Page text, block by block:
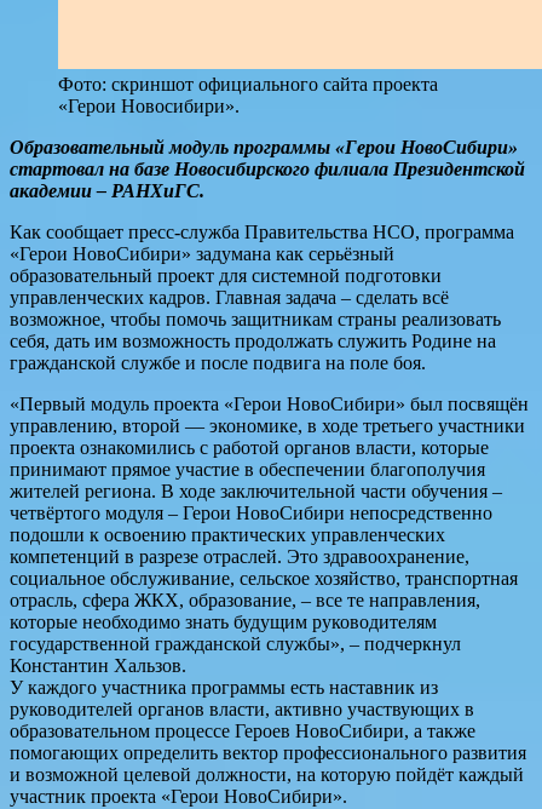
Фото: скриншот официального сайта проекта
«Герои Новосибири».
Образовательный модуль программы «Герои НовоСибири»
стартовал на базе Новосибирского филиала Президентской
академии – РАНХиГС.
Как сообщает пресс-служба Правительства НСО, программа
«Герои НовоСибири» задумана как серьёзный
образовательный проект для системной подготовки
управленческих кадров. Главная задача – сделать всё
возможное, чтобы помочь защитникам страны реализовать
себя, дать им возможность продолжать служить Родине на
гражданской службе и после подвига на поле боя.
«Первый модуль проекта «Герои НовоСибири» был посвящён
управлению, второй — экономике, в ходе третьего участники
проекта ознакомились с работой органов власти, которые
принимают прямое участие в обеспечении благополучия
жителей региона. В ходе заключительной части обучения –
четвёртого модуля – Герои НовоСибири непосредственно
подошли к освоению практических управленческих
компетенций в разрезе отраслей. Это здравоохранение,
социальное обслуживание, сельское хозяйство, транспортная
отрасль, сфера ЖКХ, образование, – все те направления,
которые необходимо знать будущим руководителям
государственной гражданской службы», – подчеркнул
Константин Хальзов.
У каждого участника программы есть наставник из
руководителей органов власти, активно участвующих в
образовательном процессе Героев НовоСибири, а также
помогающих определить вектор профессионального развития
и возможной целевой должности, на которую пойдёт каждый
участник проекта «Герои НовоСибири».